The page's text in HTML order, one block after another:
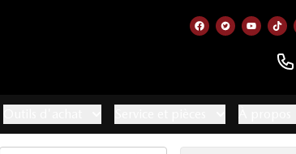
Lien vers notre
Lien vers
Lien